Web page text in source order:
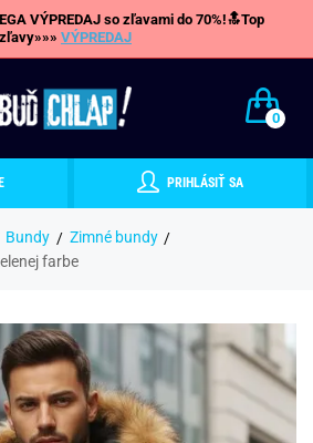
VÝPREDAJ so zľavami do 70%!🔝Top
zľavy»»» VÝPREDAJ
0
PRIHLÁSIŤ SA
Bundy
Zimné bundy
farbe